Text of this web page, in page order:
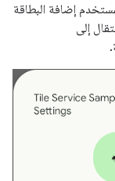
إضافة البطاقة
إلى